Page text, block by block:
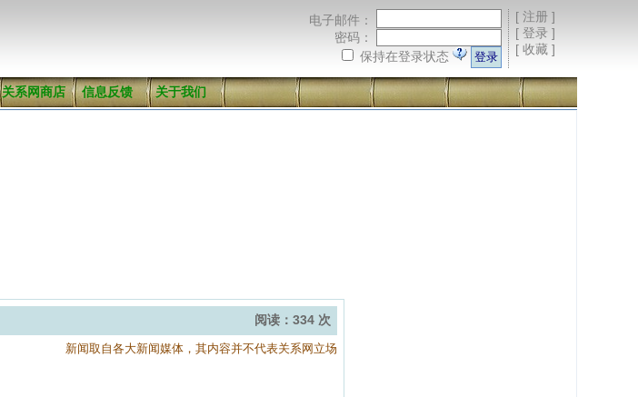
[ 注册]
[ 登录]
[ 收藏]
电子邮件：
密码：
保持在登录状态
关系网商店 信息反馈 关于我们
阅读：334 次
新闻取自各大新闻媒体，其内容并不代表关系网立场